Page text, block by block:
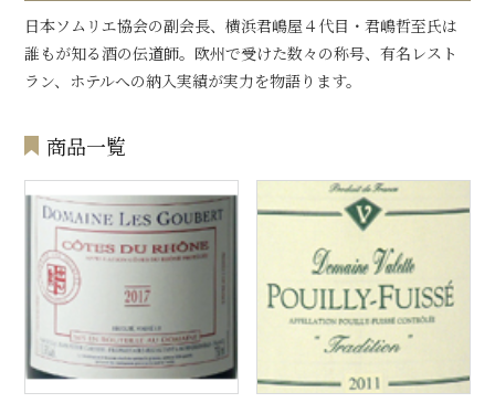
日本ソムリエ協会の副会長、横浜君嶋屋４代目・君嶋哲至氏は
誰もが知る酒の伝道師。欧州で受けた数々の称号、有名レスト
ラン、ホテルへの納入実績が実力を物語ります。
商品一覧